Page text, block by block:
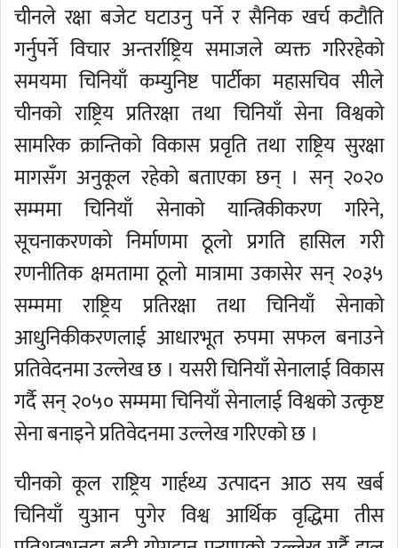
चीनले रक्षा बजेट घटाउनु पर्ने र सैनिक खर्च कटौति
गर्नुपर्ने विचार अन्तर्राष्ट्रिय समाजले व्यक्त गरिरहेको
समयमा चिनियाँ कम्युनिष्ट पार्टीका महासचिव सीले
चीनको राष्ट्रिय प्रतिरक्षा तथा चिनियाँ सेना विश्वको
सामरिक क्रान्तिको विकास प्रवृति तथा राष्ट्रिय सुरक्षा
मागसँग अनुकूल रहेको बताएका छन् । सन् २०२०
सम्ममा चिनियाँ सेनाको यान्त्रिकीकरण गरिने,
सूचनाकरणको निर्माणमा ठूलो प्रगति हासिल गरी
रणनीतिक क्षमतामा ठूलो मात्रामा उकासेर सन् २०३५
सम्ममा राष्ट्रिय प्रतिरक्षा तथा चिनियाँ सेनाको
आधुनिकीकरणलाई आधारभूत रुपमा सफल बनाउने
प्रतिवेदनमा उल्लेख छ । यसरी चिनियाँ सेनालाई विकास
गर्दै सन् २०५० सम्ममा चिनियाँ सेनालाई विश्वको उत्कृष्ट
सेना बनाइने प्रतिवेदनमा उल्लेख गरिएको छ ।
चीनको कूल राष्ट्रिय गार्हथ्य उत्पादन आठ सय खर्ब
चिनियाँ युआन पुगेर विश्व आर्थिक वृद्धिमा तीस